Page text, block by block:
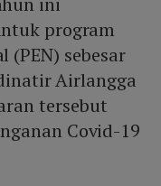
program
(PEN) sebesar
Airlangga
tersebut
Covid-19